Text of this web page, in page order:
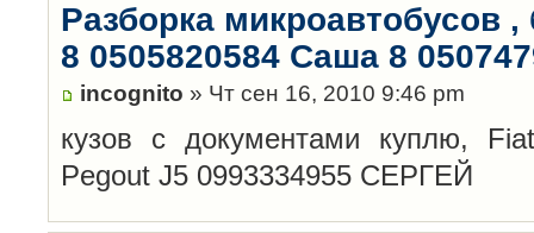
Разборка микроавтобусов
8 0505820584 Саша 8
incognito » Чт сен 16, 2010 9:46 pm
кузов с документами куплю,
Pegout J5 0993334955 СЕРГЕЙ